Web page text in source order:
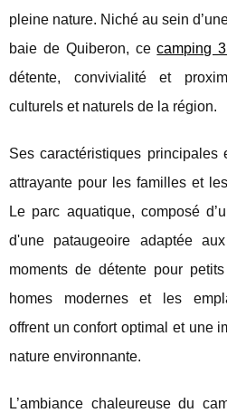
pleine nature. Niché au sein
baie de Quiberon, cecamping
détente, convivialité et
culturels et naturels de la région.
Ses caractéristiques principales
attrayante pour les familles et
Le parc aquatique, composé
d'une pataugeoire adaptée
moments de détente pour
homes modernes et les
offrent un confort optimal et une
nature environnante.
L’ambiance chaleureuse du